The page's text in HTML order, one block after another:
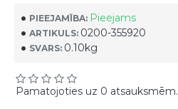
PIEEJAMĪBA: Pieejams
ARTIKULS: 0200-355920
SVARS: 0.10kg
Pamatojoties uz 0 atsauksmēm.